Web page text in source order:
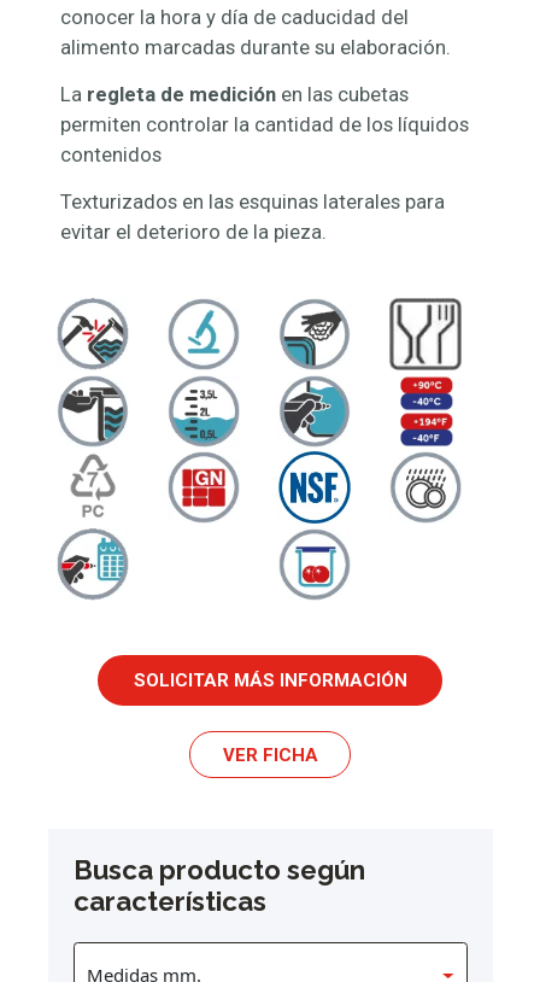
conocer la hora y día de caducidad del
alimento marcadas durante su elaboración.
La regleta de medición en las cubetas
permiten controlar la cantidad de los líquidos
contenidos
Texturizados en las esquinas laterales para
evitar el deterioro de la pieza.
SOLICITAR MÁS INFORMACIÓN
VER FICHA
Busca producto según
características